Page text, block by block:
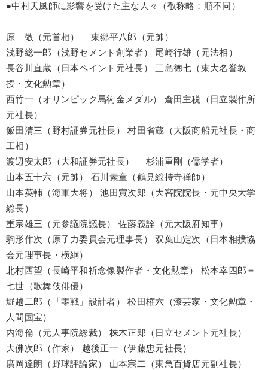
●中村天風師に影響を受けた主な人々（敬称略：順不同）
原 敬（元首相） 東郷平八郎（元帥）
浅野総一郎（浅野セメント創業者） 尾崎行雄（元法相）
長谷川直蔵（日本ペイント元社長） 三島徳七（東大名誉教
授・文化勲章）
西竹一（オリンピック馬術金メダル） 倉田主税（日立製作所
元社長）
飯田清三（野村証券元社長） 村田省蔵（大阪商船元社長・商
工相）
渡辺安太郎（大和証券元社長） 杉浦重剛（儒学者）
山本五十六（元帥） 石川素童（鶴見総持寺禅師）
山本英輔（海軍大将） 池田寅次郎（大審院院長・元中央大学
総長）
重宗雄三（元参議院議長） 佐藤義詮（元大阪府知事）
駒形作次（原子力委員会元理事長） 双葉山定次（日本相撲協
会元理事長・横綱）
北村西望（長崎平和祈念像製作者・文化勲章） 松本幸四郎＝
七世（歌舞伎俳優）
堀越二郎（「零戦」設計者） 松田権六（漆芸家・文化勲章・
人間国宝）
内海倫（元人事院総裁） 株木正郎（日立セメント元社長）
大佛次郎（作家） 越後正一（伊藤忠元社長）
廣岡達朗（野球評論家） 山本宗二（東急百貨店元副社長）